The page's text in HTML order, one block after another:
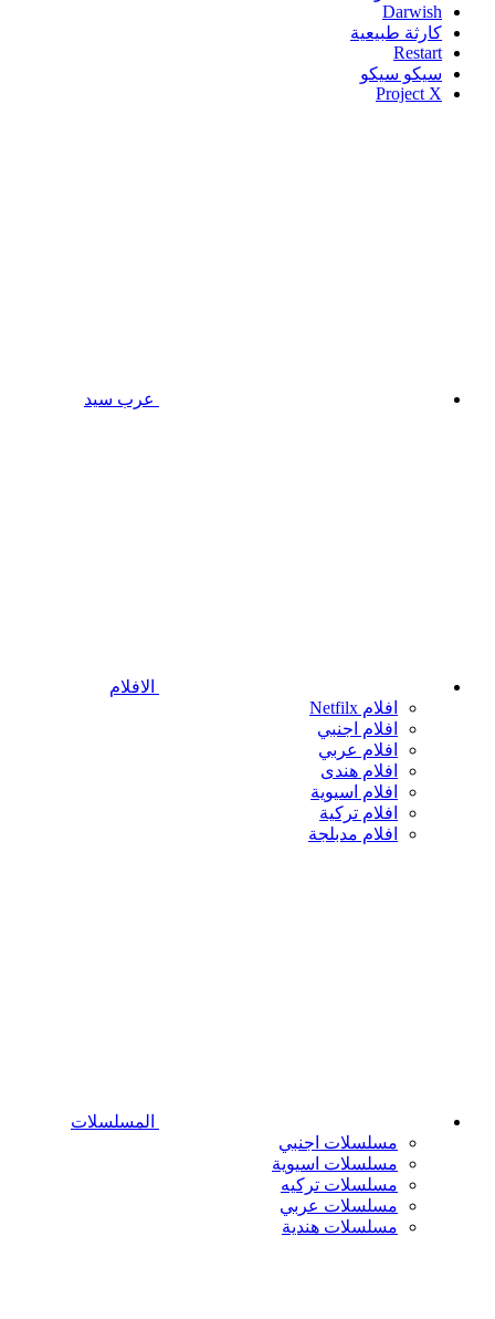
Darwish
كارثة طبيعية
Restart
سيكو سيكو
Project X
عرب سيد
الافلام
افلام Netfilx
افلام اجنبي
افلام عربي
افلام هندى
افلام اسيوية
افلام تركية
افلام مدبلجة
المسلسلات
مسلسلات اجنبي
مسلسلات اسيوية
مسلسلات تركيه
مسلسلات عربي
مسلسلات هندية